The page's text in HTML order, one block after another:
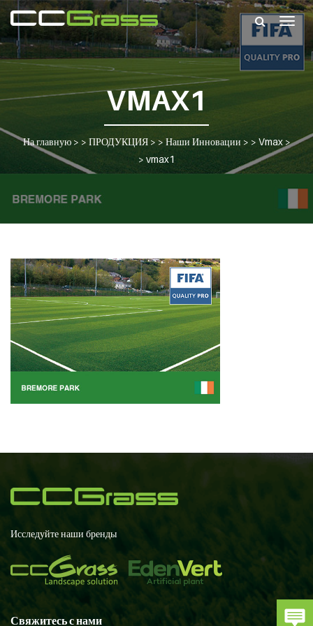
VMAX1
На главную> > ПРОДУКЦИЯ> > Наши Инновации > > Vmax>
> vmax1
Исследуйте наши бренды
Свяжитесь с нами